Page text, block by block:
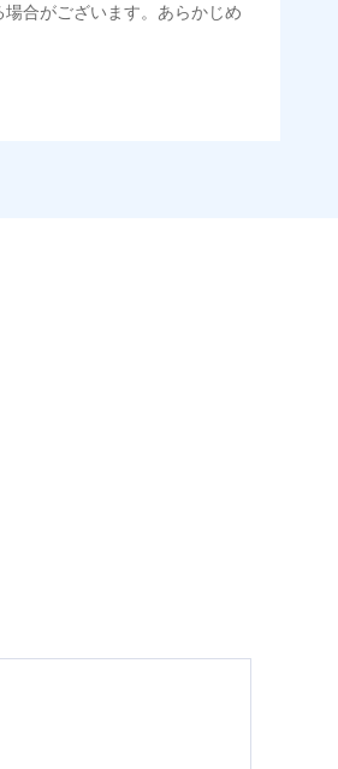
合がございます。あらかじめ